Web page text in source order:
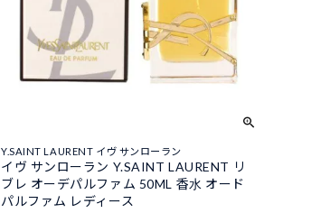
Y.SAINT LAURENT イヴ サンローラン
イヴ サンローラン Y.SAINT LAURENT リ
ブレ オーデパルファム 50ML 香水 オード
パルファム レディース